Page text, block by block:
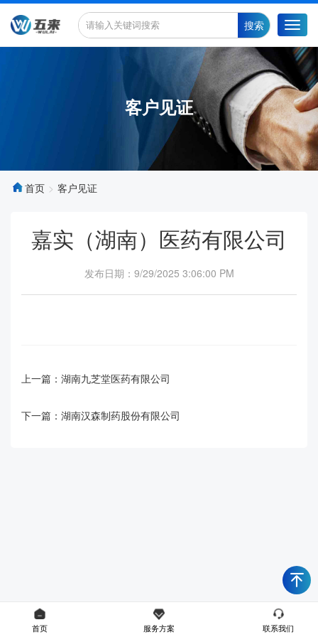
搜索
客户见证
首页 客户见证
嘉实（湖南）医药有限公司
发布日期：9/29/2025 3:06:00 PM
上一篇： 湖南九芝堂医药有限公司
下一篇： 湖南汉森制药股份有限公司
首页 服务方案 联系我们